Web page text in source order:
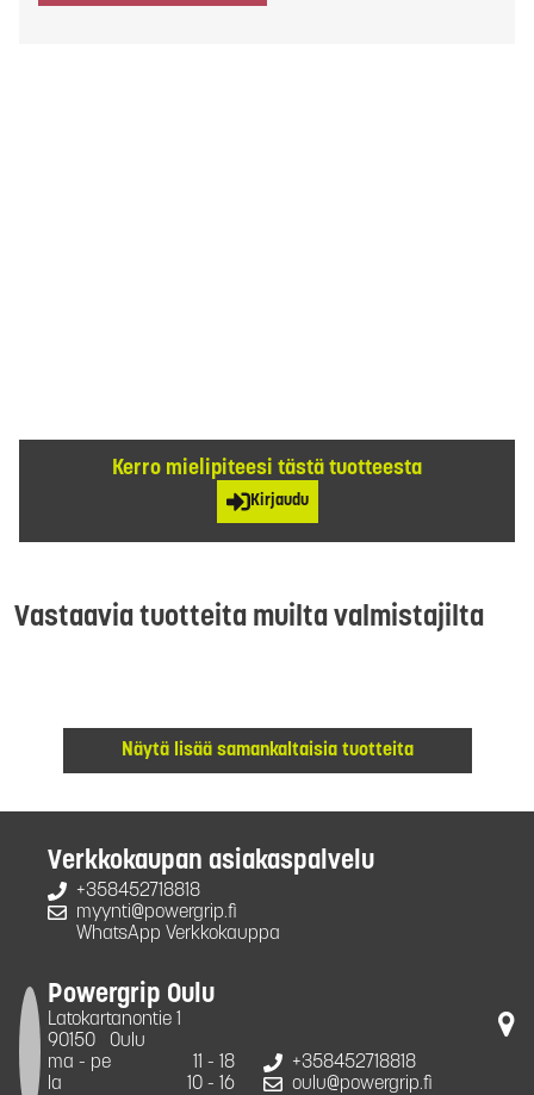
Kerro mielipiteesi tästä tuotteesta
Kirjaudu
Vastaavia tuotteita muilta valmistajilta
Näytä lisää samankaltaisia tuotteita
Verkkokaupan asiakaspalvelu
+358452718818
myynti@powergrip.fi
WhatsApp Verkkokauppa
Powergrip Oulu
Latokartanontie 1
90150
Oulu
ma - pe
11 - 18
la
10 - 16
+358452718818
oulu@powergrip.fi